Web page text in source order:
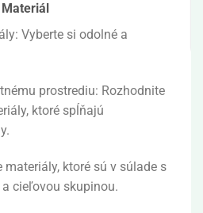
Materiál
Vyberte si odolné a
prostrediu: Rozhodnite
ktoré spĺňajú
materiály, ktoré sú v súlade s
cieľovou skupinou.